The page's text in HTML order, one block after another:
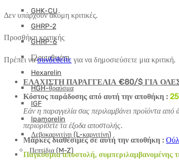
GHK-CU
GHRP-2
GHRP-6
Γλουταθειόνη
Hexarelin
HGH-θραύσμα
IGF
Ipamorelin
Λεβοκαρνιτίνη (L-καρνιτίνη)
Πεπτίδια (M-Z)
Δεν υπάρχουν ακόμη κριτικές.
Προσθήκη κριτικής
Πρέπει νασυνδεθείτε για να δημοσιεύσετε μια κριτική.
ΕΛΑΧΙΣΤΗ ΠΑΡΑΓΓΕΛΙΑ €80/$ ΓΙΑ
Κόστος παράδοσης από αυτή την αποθήκη :
Εάν η παραγγελία σας περιλαμβάνει προϊόντα
περιορίσετε τα έξοδα αποστολής.
Μάρκες διαθέσιμες σε αυτή την αποθήκη :
Παγκόσμια αποστολή, συμπεριλαμβανομένης